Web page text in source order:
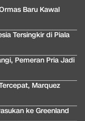
Baru Kawal
Tersingkir di Piala
Pemeran Pria Jadi
Marquez
ke Greenland